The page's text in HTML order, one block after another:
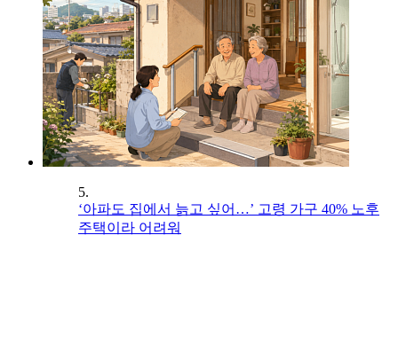
5.
‘아파도 집에서 늙고 싶어…’ 고령 가구 40% 노후
주택이라 어려워